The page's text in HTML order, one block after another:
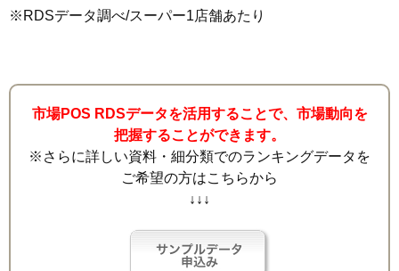
※RDSデータ調べ/スーパー1店舗あたり
市場POS RDSデータを活用することで、市場動向を
把握することができます。
※さらに詳しい資料・細分類でのランキングデータを
ご希望の方はこちらから
↓↓↓